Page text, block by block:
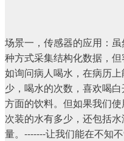
场景一，传感器的应用：
种方式采集结构化数据，
如询问病人喝水，在病历
少，喝水的次数，喜欢喝
方面的饮料。但如果我们
次装的水有多少，还包括
量。-------让我们能在不知